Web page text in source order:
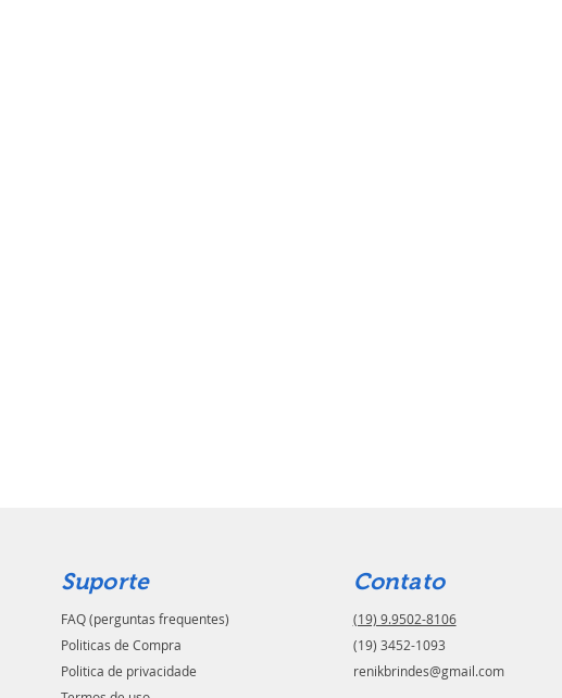
Suporte
FAQ (perguntas frequentes)
Politicas de Compra
Politica de privacidade
Contato
(19) 9.9502-8106
(19) 3452-1093
renikbrindes@gmail.com